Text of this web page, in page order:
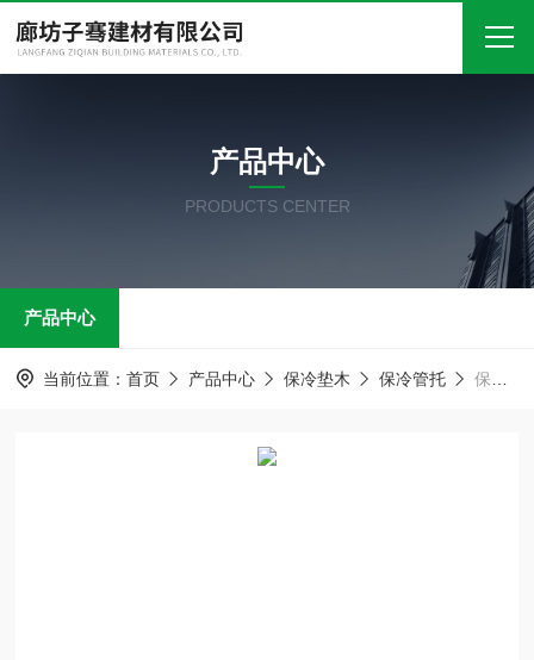
关于我们
产品中心
在线留言
产品中心
PRODUCTS CENTER
产品中心
当前位置： 首页 产品中心 保冷垫木 保冷管托 保冷管托 塑料管夹 防腐木托